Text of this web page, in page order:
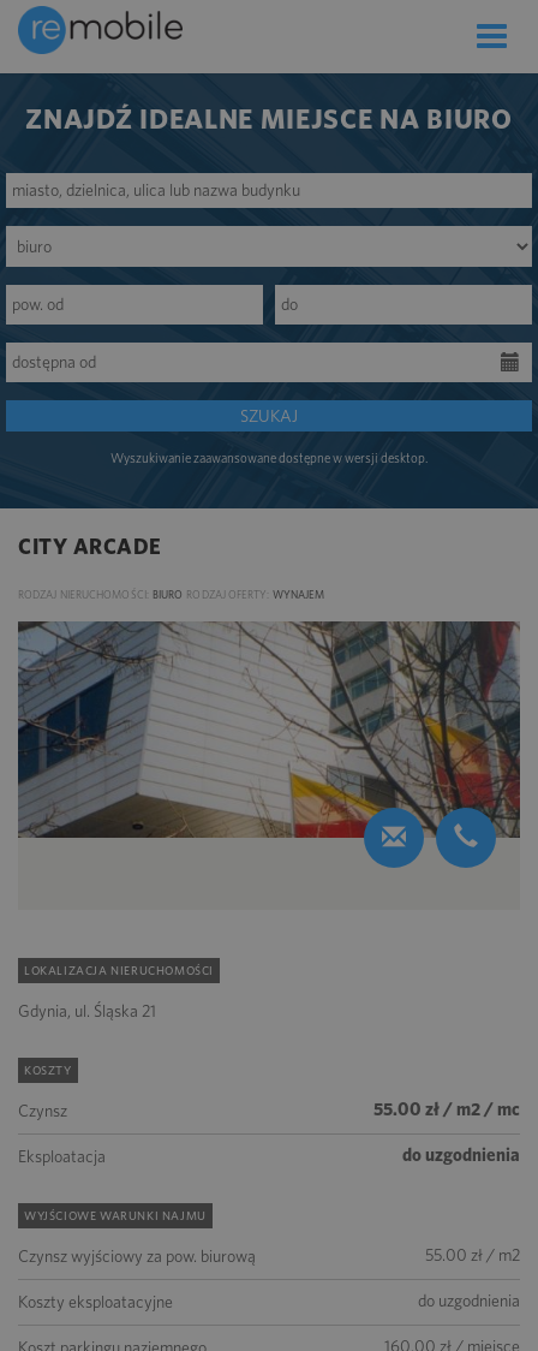
Toggle
ZNAJDŹ IDEALNE MIEJSCE NA BIURO
SZUKAJ
Wyszukiwanie zaawansowane dostępne w wersji desktop.
CITY ARCADE
RODZAJ NIERUCHOMOŚCI: BIURO RODZAJ OFERTY: WYNAJEM
LOKALIZACJA NIERUCHOMOŚCI
Gdynia, ul. Śląska 21
KOSZTY
Czynsz 55.00 zł / m2 / mc
Eksploatacja do uzgodnienia
WYJŚCIOWE WARUNKI NAJMU
Czynsz wyjściowy za pow. biurową 55.00 zł / m2
Koszty eksploatacyjne do uzgodnienia
160.00 zł / miejsce